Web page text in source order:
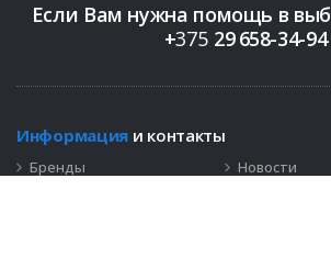
Если Вам нужна помощь в
+375 29658-34-94
Информация и контакты
Бренды
Новости